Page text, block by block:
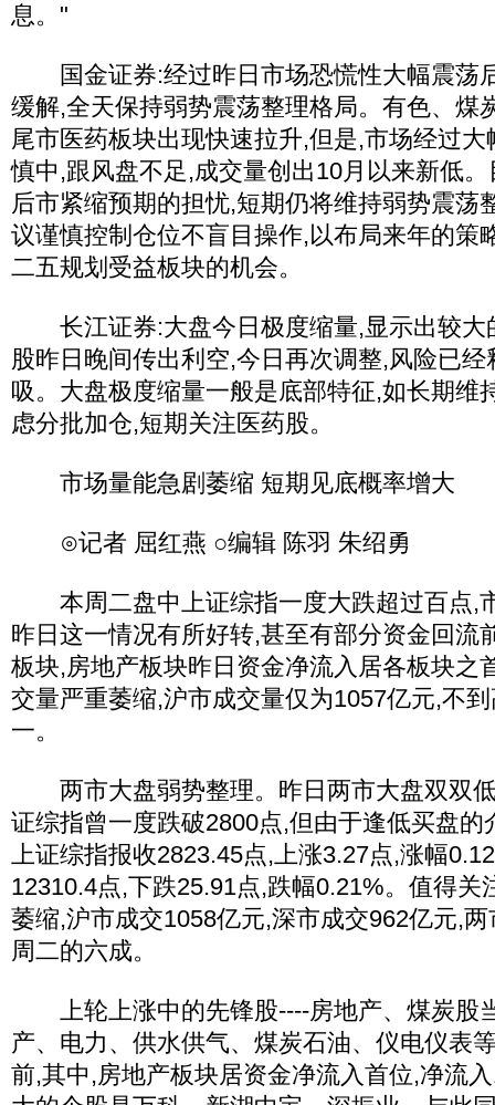
息。"
国金证券:经过昨日市场恐慌性大幅震荡
缓解,全天保持弱势震荡整理格局。有色、煤
尾市医药板块出现快速拉升,但是,市场经过
慎中,跟风盘不足,成交量创出10月以来新低
后市紧缩预期的担忧,短期仍将维持弱势震荡
议谨慎控制仓位不盲目操作,以布局来年的策
二五规划受益板块的机会。
长江证券:大盘今日极度缩量,显示出较大
股昨日晚间传出利空,今日再次调整,风险已
吸。大盘极度缩量一般是底部特征,如长期维
虑分批加仓,短期关注医药股。
市场量能急剧萎缩 短期见底概率增大
⊙记者 屈红燕 ○编辑 陈羽 朱绍勇
本周二盘中上证综指一度大跌超过百点,
昨日这一情况有所好转,甚至有部分资金回流
板块,房地产板块昨日资金净流入居各板块之
交量严重萎缩,沪市成交量仅为1057亿元,不
一。
两市大盘弱势整理。昨日两市大盘双双
证综指曾一度跌破2800点,但由于逢低买盘的
上证综指报收2823.45点,上涨3.27点,涨幅
12310.4点,下跌25.91点,跌幅0.21%。值得关
萎缩,沪市成交1058亿元,深市成交962亿元,
周二的六成。
上轮上涨中的先锋股----房地产、煤炭股
产、电力、供水供气、煤炭石油、仪电仪表
前,其中,房地产板块居资金净流入首位,净流